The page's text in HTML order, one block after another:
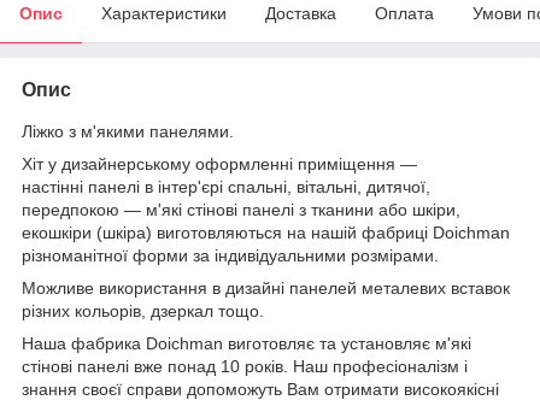
Опис Характеристики Доставка Оплата Умови
Опис
Ліжко з м'якими панелями.
Хіт у дизайнерському оформленні приміщення —
настінні панелі в інтер'єрі спальні, вітальні, дитячої,
передпокою — м'які стінові панелі з тканини або шкіри,
екошкіри (шкіра) виготовляються на нашій фабриці Doichman
різноманітної форми за індивідуальними розмірами.
Можливе використання в дизайні панелей металевих вставок
різних кольорів, дзеркал тощо.
Наша фабрика Doichman виготовляє та установляє м'які
стінові панелі вже понад 10 років. Наш професіоналізм і
знання своєї справи допоможуть Вам отримати високоякісні